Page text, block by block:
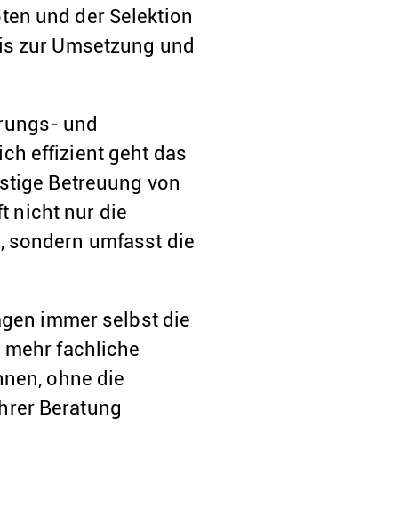
und der Selektion
zur Umsetzung und
und
effizient geht das
Betreuung von
nicht nur die
sondern umfasst die
immer selbst die
fachliche
ohne die
Beratung